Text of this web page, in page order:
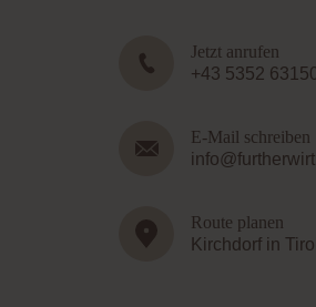
Jetzt anrufen
+43 5352
E-Mail schreiben
Route planen
Kirchdorf in Tirol